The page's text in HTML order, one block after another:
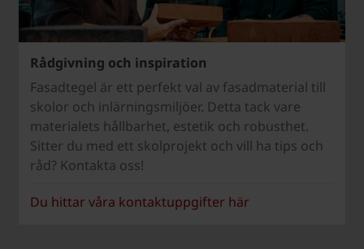
Rådgivning och inspiration
Fasadtegel är ett perfekt val av fasadmaterial till
skolor och inlärningsmiljöer. Detta tack vare
materialets hållbarhet, estetik och robusthet.
Sitter du med ett skolprojekt och vill ha tips och
råd? Kontakta oss!
Du hittar våra kontaktuppgifter här